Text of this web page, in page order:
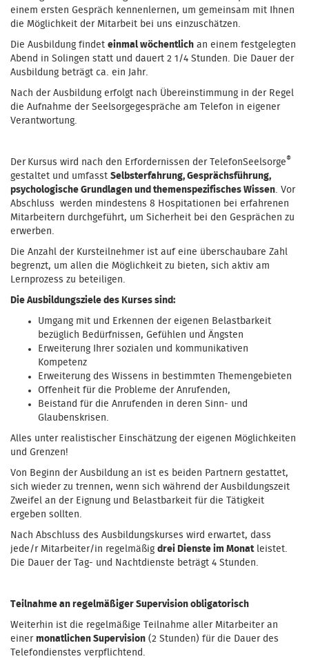
einem ersten Gespräch kennenlernen, um gemeinsam mit Ihnen
die Möglichkeit der Mitarbeit bei uns einzuschätzen.
Die Ausbildung findet einmal wöchentlich an einem festgelegten
Abend in Solingen statt und dauert 2 1/4 Stunden. Die Dauer der
Ausbildung beträgt ca. ein Jahr.
Nach der Ausbildung erfolgt nach Übereinstimmung in der Regel
die Aufnahme der Seelsorgegespräche am Telefon in eigener
Verantwortung.
Der Kursus wird nach den Erfordernissen der TelefonSeelsorge®
gestaltet und umfasst Selbsterfahrung, Gesprächsführung,
psychologische Grundlagen und themenspezifisches Wissen. Vor
Abschluss werden mindestens 8 Hospitationen bei erfahrenen
Mitarbeitern durchgeführt, um Sicherheit bei den Gesprächen zu
erwerben.
Die Anzahl der Kursteilnehmer ist auf eine überschaubare Zahl
begrenzt, um allen die Möglichkeit zu bieten, sich aktiv am
Lernprozess zu beteiligen.
Die Ausbildungsziele des Kurses sind:
Umgang mit und Erkennen der eigenen Belastbarkeit
bezüglich Bedürfnissen, Gefühlen und Ängsten
Erweiterung Ihrer sozialen und kommunikativen
Kompetenz
Erweiterung des Wissens in bestimmten Themengebieten
Offenheit für die Probleme der Anrufenden,
Beistand für die Anrufenden in deren Sinn- und
Glaubenskrisen.
Alles unter realistischer Einschätzung der eigenen Möglichkeiten
und Grenzen!
Von Beginn der Ausbildung an ist es beiden Partnern gestattet,
sich wieder zu trennen, wenn sich während der Ausbildungszeit
Zweifel an der Eignung und Belastbarkeit für die Tätigkeit
ergeben sollten.
Nach Abschluss des Ausbildungskurses wird erwartet, dass
jede/r Mitarbeiter/in regelmäßig drei Dienste im Monatleistet.
Die Dauer der Tag- und Nachtdienste beträgt 4 Stunden.
Teilnahme an regelmäßiger Supervision obligatorisch
Weiterhin ist die regelmäßige Teilnahme aller Mitarbeiter an
einer monatlichen Supervision (2 Stunden) für die Dauer des
Telefondienstes verpflichtend.